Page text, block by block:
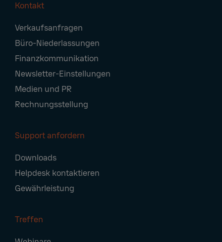
Navigation
Kontakt
Verkaufsanfragen
Büro-Niederlassungen
Finanzkommunikation
Newsletter-Einstellungen
Medien und PR
Rechnungsstellung
Support anfordern
Downloads
Helpdesk kontaktieren
Gewährleistung
Treffen